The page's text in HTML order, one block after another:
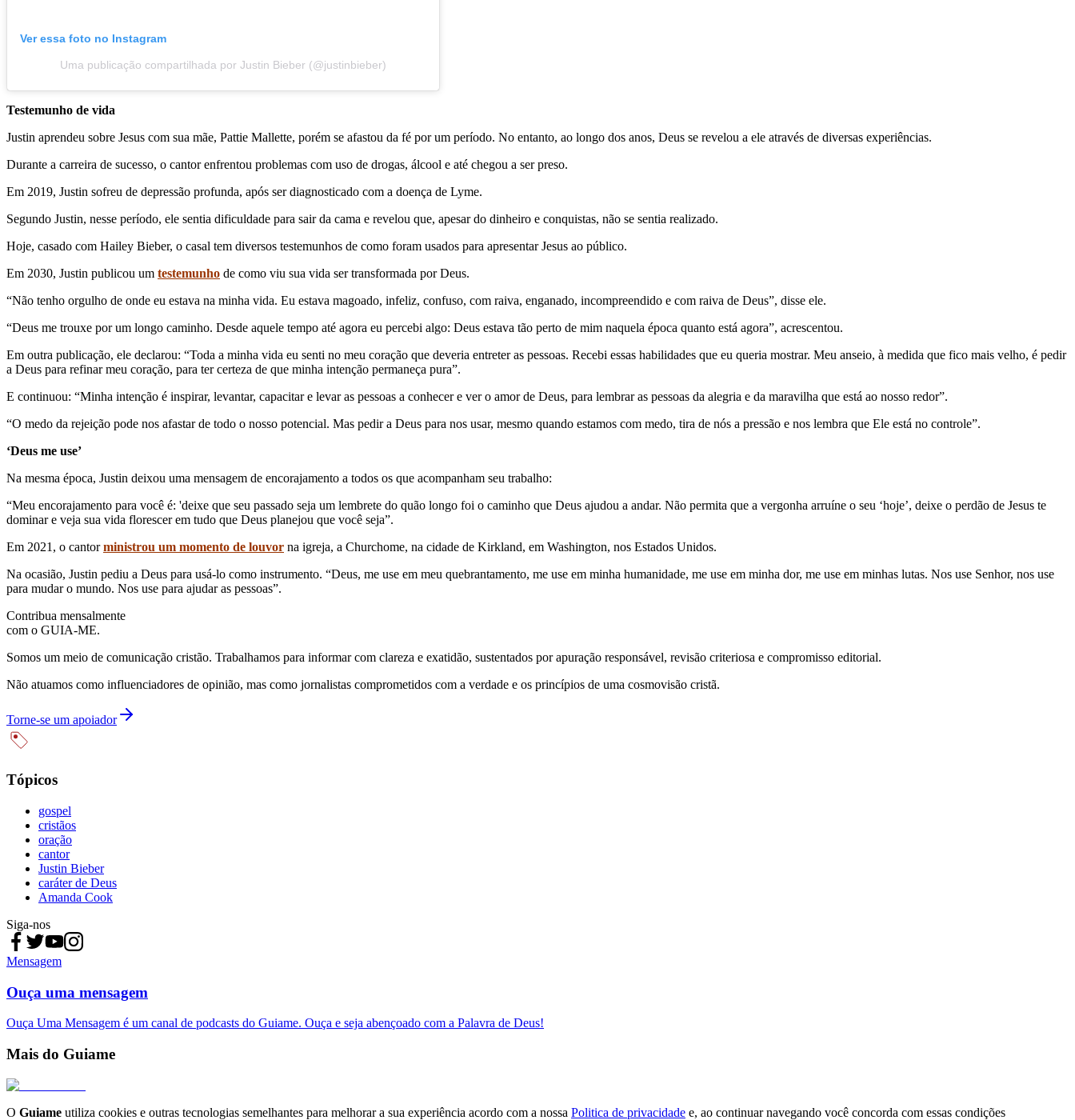
Ver essa foto no Instagram
Uma publicação compartilhada por Justin Bieber (@justinbieber)
Testemunho de vida
Justin aprendeu sobre Jesus com sua mãe, Pattie Mallette, porém se afastou da fé por um período. No entanto, ao longo dos anos, Deus se revelou a ele através de diversas experiências.
Durante a carreira de sucesso, o cantor enfrentou problemas com uso de drogas, álcool e até chegou a ser preso.
Em 2019, Justin sofreu de depressão profunda, após ser diagnosticado com a doença de Lyme.
Segundo Justin, nesse período, ele sentia dificuldade para sair da cama e revelou que, apesar do dinheiro e conquistas, não se sentia realizado.
Hoje, casado com Hailey Bieber, o casal tem diversos testemunhos de como foram usados para apresentar Jesus ao público.
Em 2030, Justin publicou um testemunho de como viu sua vida ser transformada por Deus.
“Não tenho orgulho de onde eu estava na minha vida. Eu estava magoado, infeliz, confuso, com raiva, enganado, incompreendido e com raiva de Deus”, disse ele.
“Deus me trouxe por um longo caminho. Desde aquele tempo até agora eu percebi algo: Deus estava tão perto de mim naquela época quanto está agora”, acrescentou.
Em outra publicação, ele declarou: “Toda a minha vida eu senti no meu coração que deveria entreter as pessoas. Recebi essas habilidades que eu queria mostrar. Meu anseio, à medida que fico mais velho, é pedir
a Deus para refinar meu coração, para ter certeza de que minha intenção permaneça pura”.
E continuou: “Minha intenção é inspirar, levantar, capacitar e levar as pessoas a conhecer e ver o amor de Deus, para lembrar as pessoas da alegria e da maravilha que está ao nosso redor”.
“O medo da rejeição pode nos afastar de todo o nosso potencial. Mas pedir a Deus para nos usar, mesmo quando estamos com medo, tira de nós a pressão e nos lembra que Ele está no controle”.
‘Deus me use’
Na mesma época, Justin deixou uma mensagem de encorajamento a todos os que acompanham seu trabalho:
“Meu encorajamento para você é: 'deixe que seu passado seja um lembrete do quão longo foi o caminho que Deus ajudou a andar. Não permita que a vergonha arruíne o seu ‘hoje’, deixe o perdão de Jesus te
dominar e veja sua vida florescer em tudo que Deus planejou que você seja”.
Em 2021, o cantorministrou um momento de louvor na igreja, a Churchome, na cidade de Kirkland, em Washington, nos Estados Unidos.
Na ocasião, Justin pediu a Deus para usá-lo como instrumento. “Deus, me use em meu quebrantamento, me use em minha humanidade, me use em minha dor, me use em minhas lutas. Nos use Senhor, nos use
para mudar o mundo. Nos use para ajudar as pessoas”.
Contribua mensalmente
com o GUIA-ME.
Somos um meio de comunicação cristão. Trabalhamos para informar com clareza e exatidão, sustentados por apuração responsável, revisão criteriosa e compromisso editorial.
Não atuamos como influenciadores de opinião, mas como jornalistas comprometidos com a verdade e os princípios de uma cosmovisão cristã.
Torne-se um apoiador
Tópicos
gospel
cristãos
oração
cantor
Justin Bieber
caráter de Deus
Amanda Cook
Siga-nos
Mensagem
Ouça uma mensagem
Ouça Uma Mensagem é um canal de podcasts do Guiame. Ouça e seja abençoado com a Palavra de Deus!
Mais do Guiame
O Guiame utiliza cookies e outras tecnologias semelhantes para melhorar a sua experiência acordo com a nossa Politica de privacidade e, ao continuar navegando você concorda com essas condições